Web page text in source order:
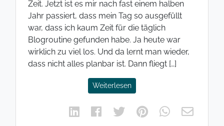
Zeit. Jetzt ist es mir nach fast einem halben
Jahr passiert, dass mein Tag so ausgefüllt
war, dass ich kaum Zeit für die täglich
Blogroutine gefunden habe. Ja heute war
wirklich zu viel los. Und da lernt man wieder,
dass nicht alles planbar ist. Dann fliegt […]
Weiterlesen